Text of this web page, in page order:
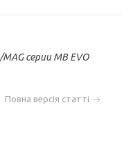
серии MB EVO
Повна версія статті